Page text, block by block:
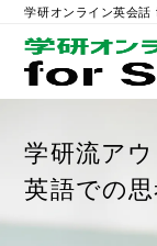
学研オンライン英会話
学研流ア
英語での